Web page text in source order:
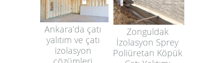
Ankara’da çatı
yalıtım ve çatı
izolasyon
Zonguldak
İzolasyon Sprey
Poliüretan Köpük